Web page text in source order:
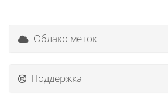
Облако меток
Поддержка